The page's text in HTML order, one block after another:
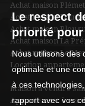
Achat maison Plémet
Achat maison
Achat maison
Achat maison La
Achat maison Le
Location
Maison à vendre
Appartement à
Le respect
priorité
Nous utilisons des
optimale et une
à ces
rapport avec vos